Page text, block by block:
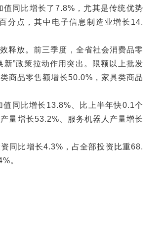
同比增长了7.8%，尤其是传统优势
分点，其中电子信息制造业增长14.
释放。前三季度，全省社会消费品零
”政策拉动作用突出。限额以上批发
商品零售额增长50.0%，家具类商品
同比增长13.8%、比上半年快0.1个
量增长53.2%、服务机器人产量增长
同比增长4.3%，占全部投资比重68.
。